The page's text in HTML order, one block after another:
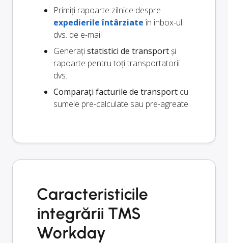
Primiți rapoarte zilnice despre
expedierile întârziateîn inbox-ul
dvs. de e-mail
Generațistatistici de transportși
rapoarte pentru toți transportatorii
dvs.
Comparați facturile de transport cu
sumele pre-calculate sau pre-agreate
Caracteristicile
integrării TMS
Workday